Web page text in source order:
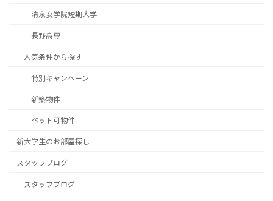
清泉女学院短期大学
長野高専
人気条件から探す
特別キャンペーン
新築物件
ペット可物件
新大学生のお部屋探し
スタッフブログ
スタッフブログ